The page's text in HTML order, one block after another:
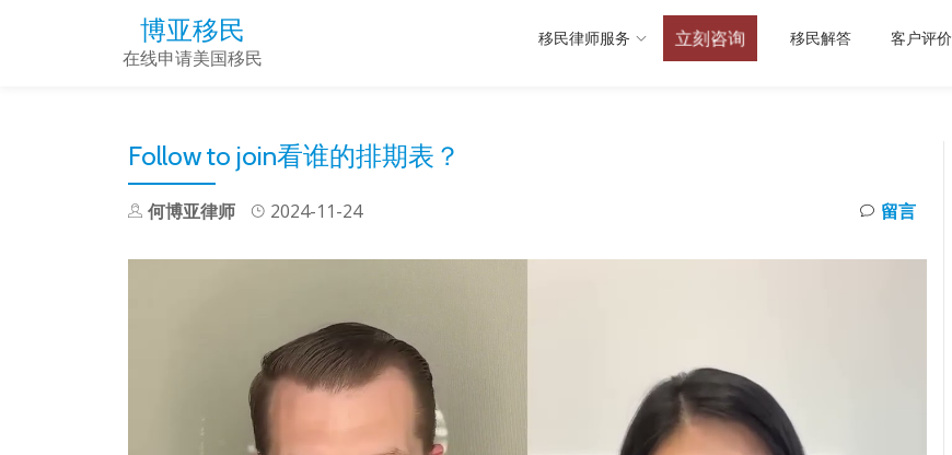
博亚移民
在线申请美国移民
移民律师服务 立刻咨询 移民解答 客户评价
Follow to join看谁的排期表？
何博亚律师 2024-11-24 留言